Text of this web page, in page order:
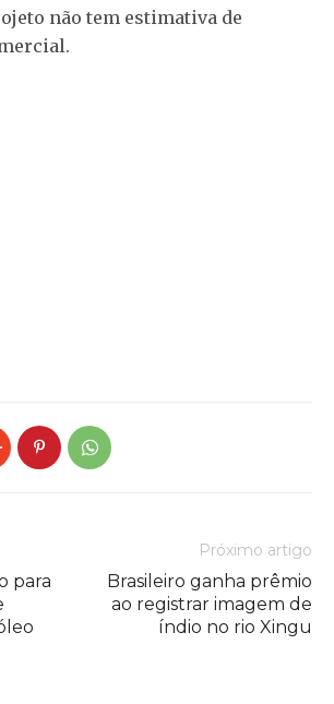
não tem estimativa de
para
Próximo artigo
Brasileiro ganha prêmio
ao registrar imagem de
índio no rio Xingu